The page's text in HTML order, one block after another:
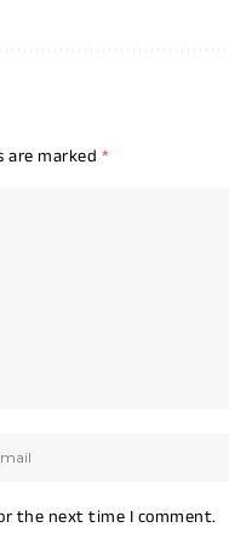
are marked *
the next time I comment.